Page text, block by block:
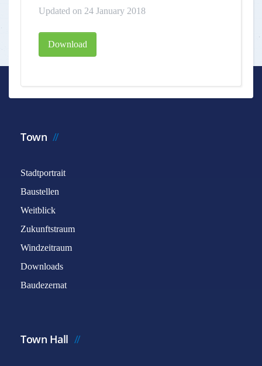
Updated on 24 January 2018
Download
Town
Stadtportrait
Baustellen
Weitblick
Zukunftstraum
Windzeitraum
Downloads
Baudezernat
Town Hall